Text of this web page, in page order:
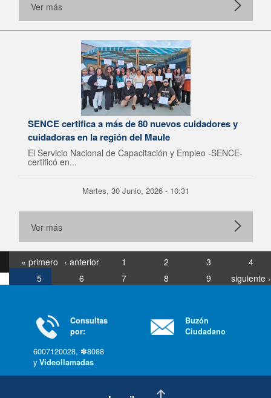
Ver más
SENCE certifica a más de 80 nuevos cuidadores y
cuidadoras en la región del Maule
El Servicio Nacional de Capacitación y Empleo -SENCE-
certificó en...
Martes, 30 Junio, 2026 - 10:31
Ver más
« primero ‹ anterior 1 2 3
4
5
6 7 8 9
siguiente ›
Consultas
por:
6007120028, ✽8088
y Videollamadas
Buzón
Ciudadano